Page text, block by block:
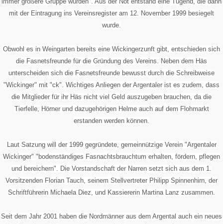
mit der Eintragung ins Vereinsregister am 12. November 1999 besiegelt
wurde.
Obwohl es in Weingarten bereits eine Wickingerzunft gibt, entschieden sich
die Fasnetsfreunde für die Gründung des Vereins. Neben dem Häs
unterscheiden sich die Fasnetsfreunde bewusst durch die Schreibweise
"Wickinger" mit "ck". Wichtiges Anliegen der Argentaler ist es zudem, dass
die Mitglieder für ihr Häs nicht viel Geld auszugeben brauchen, da die
Tierfelle, Hörner und dazugehörigen Helme auch auf dem Flohmarkt
erstanden werden können.
Laut Satzung will der 1999 gegründete, gemeinnützige Verein "Argentaler
Wickinger" "bodenständiges Fasnachtsbrauchtum erhalten, fördern, pflegen
und bereichern". Die Vorstandschaft der Narren setzt sich aus dem 1.
Vorsitzenden Florian Tauch, seinem Stellvertreter Philipp Spinnenhirn, der
Schriftführerin Michaela Diez, und Kassiererin Martina Lanz zusammen.
Seit dem Jahr 2001 haben die Nordmänner aus dem Argental auch ein neues